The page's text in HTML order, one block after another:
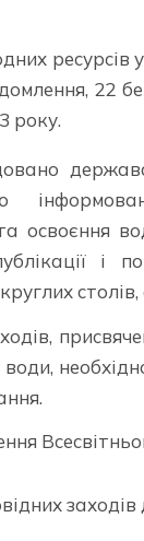
ресурсів у
22
року.
освоєння
і